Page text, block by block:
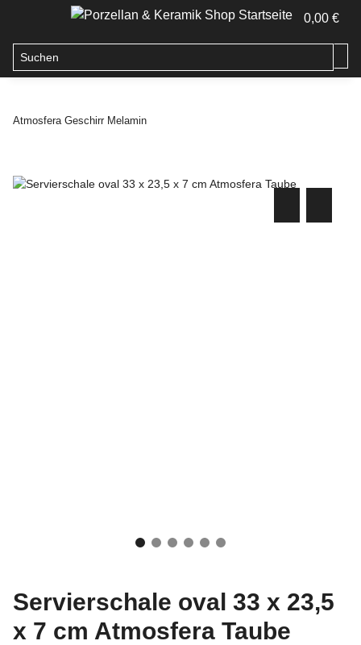
0,00 €
Atmosfera Geschirr Melamin
Servierschale oval 33 x 23,5
x 7 cm Atmosfera Taube